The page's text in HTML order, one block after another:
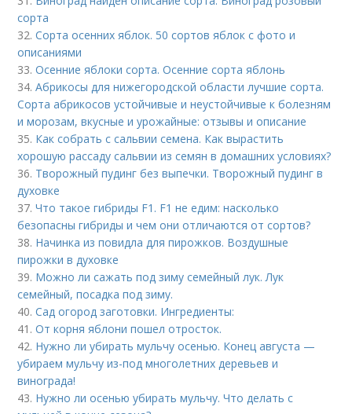
сорта
32.Сорта осенних яблок. 50 сортов яблок с фото и
описаниями
33.Осенние яблоки сорта. Осенние сорта яблонь
34.Абрикосы для нижегородской области лучшие сорта.
Сорта абрикосов устойчивые и неустойчивые к болезням
и морозам, вкусные и урожайные: отзывы и описание
35. Как собрать с сальвии семена. Как вырастить
хорошую рассаду сальвии из семян в домашних условиях?
36. Творожный пудинг без выпечки. Творожный пудинг в
духовке
37.Что такое гибриды F1. F1 не едим: насколько
безопасны гибриды и чем они отличаются от сортов?
38. Начинка из повидла для пирожков. Воздушные
пирожки в духовке
39. Можно ли сажать под зиму семейный лук. Лук
семейный, посадка под зиму.
40.Сад огород заготовки. Ингредиенты:
41.От корня яблони пошел отросток.
42. Нужно ли убирать мульчу осенью. Конец августа —
убираем мульчу из-под многолетних деревьев и
винограда!
43. Нужно ли осенью убирать мульчу. Что делать с